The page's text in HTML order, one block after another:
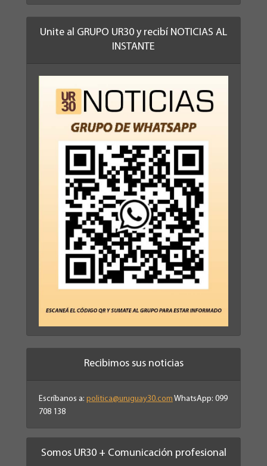
Unite al GRUPO UR30 y recibí NOTICIAS AL
INSTANTE
Recibimos sus noticias
Escríbanos a: politica@uruguay30.com WhatsApp: 099
708 138
Somos UR30 + Comunicación profesional